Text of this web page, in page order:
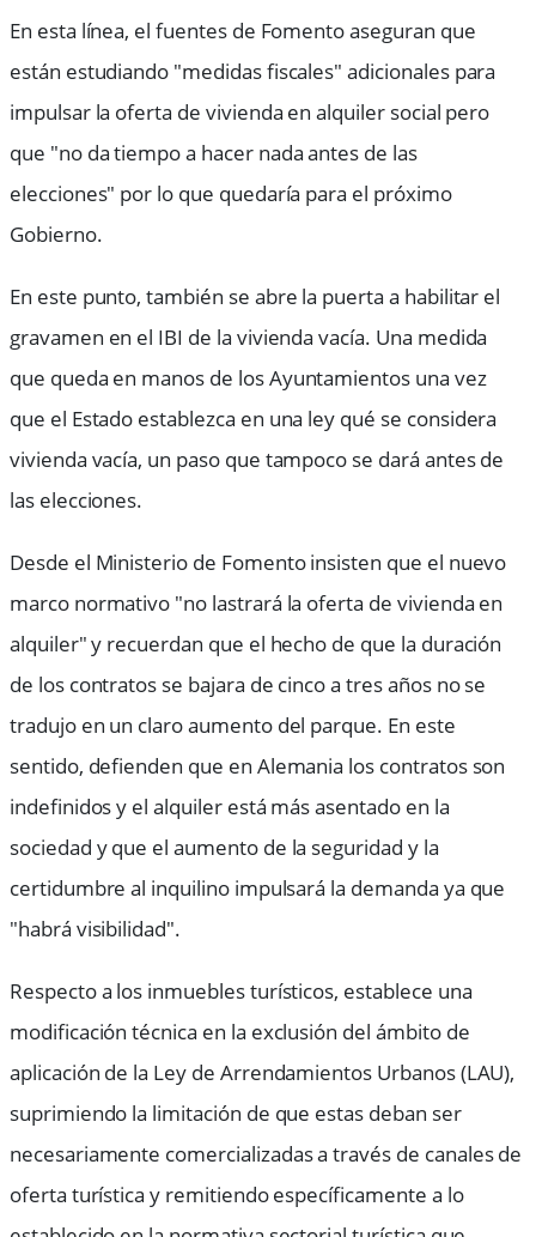
En esta línea, el fuentes de Fomento aseguran que
están estudiando "medidas fiscales" adicionales para
impulsar la oferta de vivienda en alquiler social pero
que "no da tiempo a hacer nada antes de las
elecciones" por lo que quedaría para el próximo
Gobierno.
En este punto, también se abre la puerta a habilitar el
gravamen en el IBI de la vivienda vacía. Una medida
que queda en manos de los Ayuntamientos una vez
que el Estado establezca en una ley qué se considera
vivienda vacía, un paso que tampoco se dará antes de
las elecciones.
Desde el Ministerio de Fomento insisten que el nuevo
marco normativo "no lastrará la oferta de vivienda en
alquiler" y recuerdan que el hecho de que la duración
de los contratos se bajara de cinco a tres años no se
tradujo en un claro aumento del parque. En este
sentido, defienden que en Alemania los contratos son
indefinidos y el alquiler está más asentado en la
sociedad y que el aumento de la seguridad y la
certidumbre al inquilino impulsará la demanda ya que
"habrá visibilidad".
Respecto a los inmuebles turísticos, establece una
modificación técnica en la exclusión del ámbito de
aplicación de la Ley de Arrendamientos Urbanos (LAU),
suprimiendo la limitación de que estas deban ser
necesariamente comercializadas a través de canales de
oferta turística y remitiendo específicamente a lo